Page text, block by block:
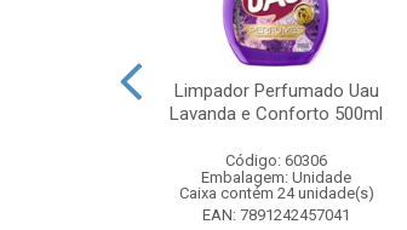
Limpador Perfumado Uau
Lavanda e Conforto 500ml
Código: 60306
Embalagem: Unidade
Caixa contém 24 unidade(s)
EAN: 7891242457041